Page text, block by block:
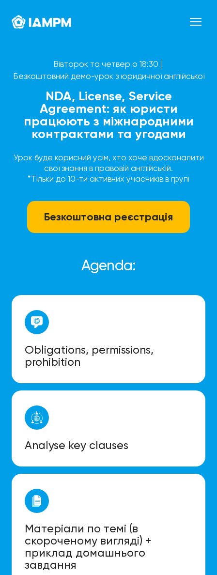
Вівторок та четвер о 18:30
Безкоштовний демо-урок з юридичної англійської
NDA, License, Service
Agreement: як юристи
працюють з міжнародними
контрактами та угодами
Урок буде корисний усім, хто хоче вдосконалити
свої знання в правовій англійській.
*Тільки до 10-ти активних учасників в групі
Безкоштовна реєстрація
Agenda:
Obligations, permissions,
prohibition
Analyse key clauses
Матеріали по темі (в
скороченому вигляді) +
приклад домашнього
завдання